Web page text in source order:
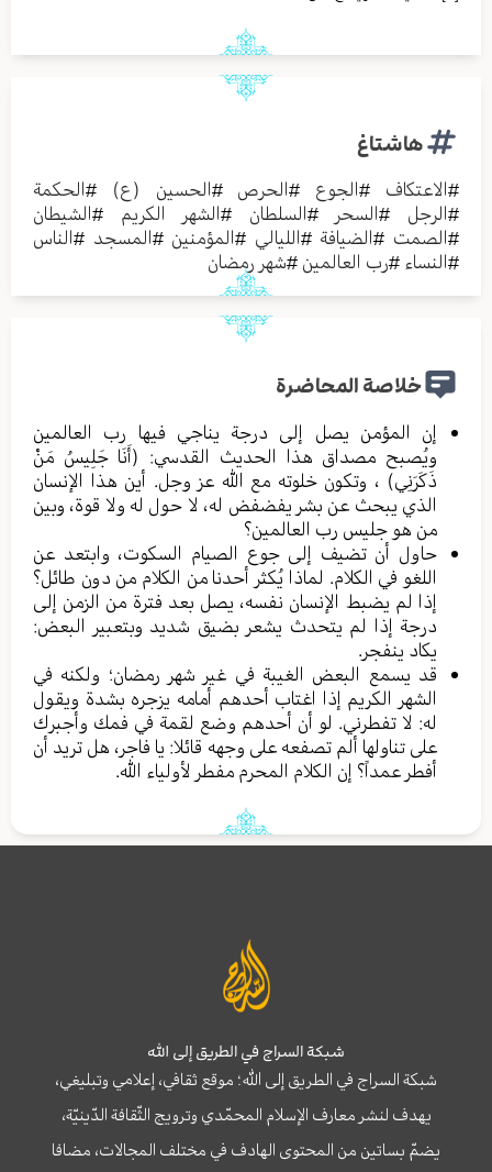
هاشتاغ
#الاعتكاف #الجوع #الحرص #الحسين (ع) #الحكمة
#الرجل #السحر #السلطان #الشهر الكريم #الشيطان
#الصمت #الضيافة #الليالي #المؤمنين #المسجد #الناس
#النساء #رب العالمين #شهر رمضان
خلاصة المحاضرة
إن المؤمن يصل إلى درجة يناجي فيها رب العالمين
ويُصبح مصداق هذا الحديث القدسي: (أَنَا جَلِيسُ مَنْ
ذَكَرَنِي) ، وتكون خلوته مع الله عز وجل. أين هذا الإنسان
الذي يبحث عن بشر يفضفض له، لا حول له ولا قوة، وبين
من هو جليس رب العالمين؟
حاول أن تضيف إلى جوع الصيام السكوت، وابتعد عن
اللغو في الكلام. لماذا يُكثر أحدنا من الكلام من دون طائل؟
إذا لم يضبط الإنسان نفسه، يصل بعد فترة من الزمن إلى
درجة إذا لم يتحدث يشعر بضيق شديد وبتعبير البعض:
يكاد ينفجر.
قد يسمع البعض الغيبة في غير شهر رمضان؛ ولكنه في
الشهر الكريم إذا اغتاب أحدهم أمامه يزجره بشدة ويقول
له: لا تفطرني. لو أن أحدهم وضع لقمة في فمك وأجبرك
على تناولها ألم تصفعه على وجهه قائلا: يا فاجر، هل تريد أن
أفطر عمداً؟ إن الكلام المحرم مفطر لأولياء الله.
شبكة السراج في الطريق إلى الله
شبكة السراج في الطريق إلى الله؛ موقع ثقافي، إعلامي وتبليغي،
يهدف لنشر معارف الإسلام المحمّدي وترويج الثّقافة الدّينيّة،
يضمّ بساتين من المحتوى الهادف في مختلف المجالات، مضافا